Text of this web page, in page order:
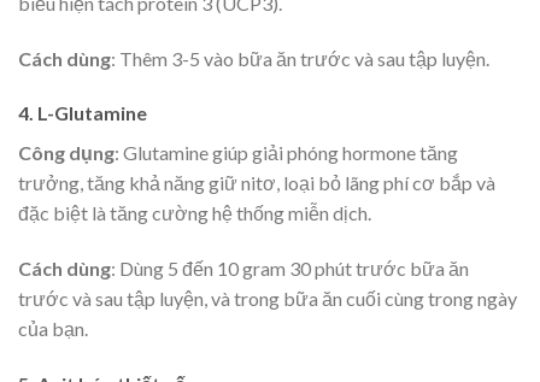
Cách dùng: Thêm 3-5 vào bữa ăn trước và sau tập luyện.
4. L-Glutamine
Công dụng: Glutamine giúp giải phóng hormone tăng
trưởng, tăng khả năng giữ nitơ, loại bỏ lãng phí cơ bắp và
đặc biệt là tăng cường hệ thống miễn dịch.
Cách dùng: Dùng 5 đến 10 gram 30 phút trước bữa ăn
trước và sau tập luyện, và trong bữa ăn cuối cùng trong ngày
của bạn.